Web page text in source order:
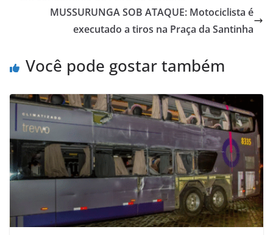
MUSSURUNGA SOB ATAQUE: Motociclista é
executado a tiros na Praça da Santinha
Você pode gostar também